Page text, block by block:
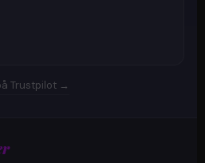
Trustpilot →